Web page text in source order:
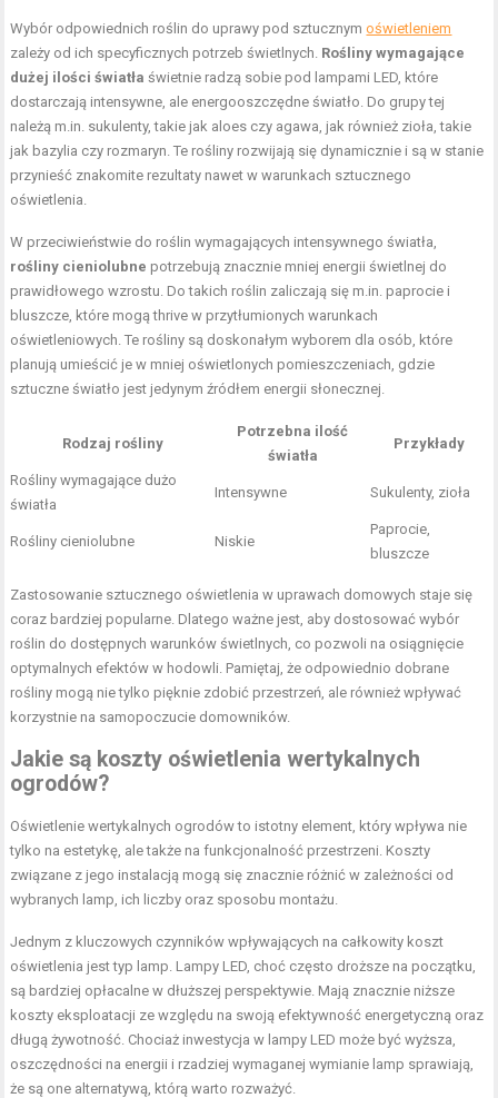
Wybór odpowiednich roślin do uprawy pod sztucznymoświetleniem
zależy od ich specyficznych potrzeb świetlnych. Rośliny wymagające
dużej ilości światła świetnie radzą sobie pod lampami LED, które
dostarczają intensywne, ale energooszczędne światło. Do grupy tej
należą m.in. sukulenty, takie jak aloes czy agawa, jak również zioła, takie
jak bazylia czy rozmaryn. Te rośliny rozwijają się dynamicznie i są w stanie
przynieść znakomite rezultaty nawet w warunkach sztucznego
oświetlenia.
W przeciwieństwie do roślin wymagających intensywnego światła,
rośliny cieniolubne potrzebują znacznie mniej energii świetlnej do
prawidłowego wzrostu. Do takich roślin zaliczają się m.in. paprocie i
bluszcze, które mogą thrive w przytłumionych warunkach
oświetleniowych. Te rośliny są doskonałym wyborem dla osób, które
planują umieścić je w mniej oświetlonych pomieszczeniach, gdzie
sztuczne światło jest jedynym źródłem energii słonecznej.
Rodzaj rośliny
Potrzebna ilość
światła
Przykłady
Rośliny wymagające dużo
światła
Intensywne Sukulenty, zioła
Rośliny cieniolubne Niskie
Paprocie,
bluszcze
Zastosowanie sztucznego oświetlenia w uprawach domowych staje się
coraz bardziej popularne. Dlatego ważne jest, aby dostosować wybór
roślin do dostępnych warunków świetlnych, co pozwoli na osiągnięcie
optymalnych efektów w hodowli. Pamiętaj, że odpowiednio dobrane
rośliny mogą nie tylko pięknie zdobić przestrzeń, ale również wpływać
korzystnie na samopoczucie domowników.
Jakie są koszty oświetlenia wertykalnych
ogrodów?
Oświetlenie wertykalnych ogrodów to istotny element, który wpływa nie
tylko na estetykę, ale także na funkcjonalność przestrzeni. Koszty
związane z jego instalacją mogą się znacznie różnić w zależności od
wybranych lamp, ich liczby oraz sposobu montażu.
Jednym z kluczowych czynników wpływających na całkowity koszt
oświetlenia jest typ lamp. Lampy LED, choć często droższe na początku,
są bardziej opłacalne w dłuższej perspektywie. Mają znacznie niższe
koszty eksploatacji ze względu na swoją efektywność energetyczną oraz
długą żywotność. Chociaż inwestycja w lampy LED może być wyższa,
oszczędności na energii i rzadziej wymaganej wymianie lamp sprawiają,
że są one alternatywą, którą warto rozważyć.